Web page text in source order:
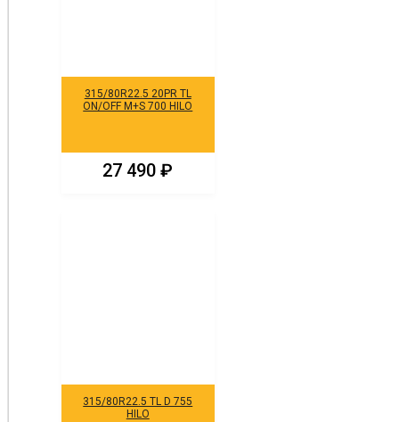
315/80R22.5 20PR TL
ON/OFF M+S 700 HILO
27 490₽
315/80R22.5 TL D 755
HILO